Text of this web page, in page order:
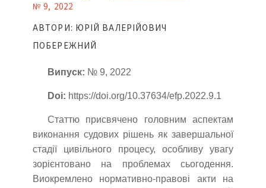
№ 9, 2022
АВТОРИ: ЮРІЙ ВАЛЕРІЙОВИЧ
ПОБЕРЕЖНИЙ
Випуск: № 9, 2022
Doi: https://doi.org/10.37634/efp.2022.9.1
Статтю присвячено головним аспектам
виконання судових рішень як завершальної
стадії цивільного процесу, особливу увагу
зорієнтовано на проблемах сьогодення.
Виокремлено нормативно-правові акти на